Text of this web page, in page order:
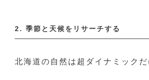
2. 季節と天候をリサーチする
北海道の自然は超ダイナミックだ